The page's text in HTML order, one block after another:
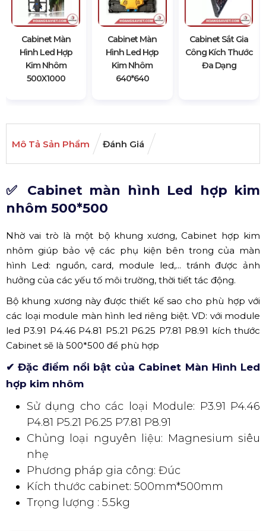
Cabinet Màn
Hình Led Hợp
Kim Nhôm
500X1000
Cabinet Màn
Hình Led Hợp
Kim Nhôm
640*640
Cabinet Sắt Gia
Công Kích Thước
Đa Dạng
Mô Tả Sản Phẩm Đánh Giá
✅ Cabinet màn hình Led hợp kim
nhôm 500*500
Nhờ vai trò là một bộ khung xương, Cabinet hợp kim
nhôm giúp bảo vệ các phụ kiện bên trong của màn
hình Led: nguồn, card, module led,... tránh được ảnh
hưởng của các yếu tố môi trường, thời tiết tác động.
Bộ khung xương này được thiết kế sao cho phù hợp với
các loại module màn hình led riêng biệt. VD: với module
led P3.91 P4.46 P4.81 P5.21 P6.25 P7.81 P8.91 kích thước
Cabinet sẽ là 500*500 để phù hợp
✔ Đặc điểm nổi bật của Cabinet Màn Hình Led
hợp kim nhôm
Sử dụng cho các loại Module: P3.91 P4.46
P4.81 P5.21 P6.25 P7.81 P8.91
Chủng loại nguyên liệu: Magnesium siêu
nhẹ
Phương pháp gia công: Đúc
Kích thước cabinet: 500mm*500mm
Trọng lượng : 5.5kg